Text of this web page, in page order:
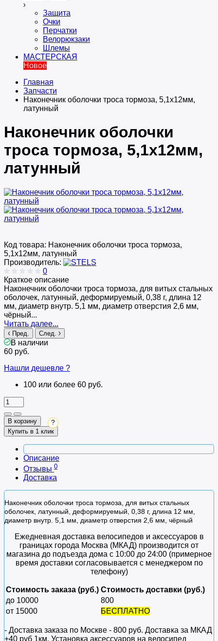
Защита
Очки
Перчатки
Велорюкзаки
Шлемы
МАСТЕРСКАЯ
Новое
Главная
Запчасти
Наконечник оболочки троса тормоза, 5,1х12мм,
латунный
Наконечник оболочки
троса тормоза, 5,1х12мм,
латунный
Код товара: Наконечник оболочки троса тормоза,
5,1х12мм, латунный
Производитель:
0
Краткое описание
Наконечник оболочки троса тормоза, для витых стальных
оболочек, латунный, деформируемый, 0,38 г, длина 12
мм, диаметр внутр. 5,1 мм, диаметр отверстия 2,6 мм,
чёрный...
Читать далее...
Пред. След.
В наличии
60 руб.
Нашли дешевле ?
100 или более 60 руб.
В корзину
Купить в 1 клик
?
Описание
Отзывы 0
Доставка
Наконечник оболочки троса тормоза, для витых стальных
оболочек, латунный, деформируемый, 0,38 г, длина 12 мм,
диаметр внутр. 5,1 мм, диаметр отверстия 2,6 мм, чёрный
Ежедневная доставка велосипедов и аксессуаров в
границах города Москва (МКАД) производится от
магазина до подъезда дома с 10:00 до 24:00 (примерное
время доставки согласовывается с менеджером по
телефону)
Стоимость заказа (руб.) Стоимость доставки (руб.)
до 10000
800
от 15000
БЕСПЛАТНО
- Доставка заказа по Москве - 800 руб. Доставка за МКАД
+40 руб 1км. Установка аксессуаров на велосипед